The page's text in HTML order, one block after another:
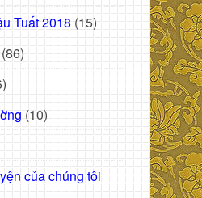
Tuất 2018 (15)
(86)
(10)
của chúng tôi